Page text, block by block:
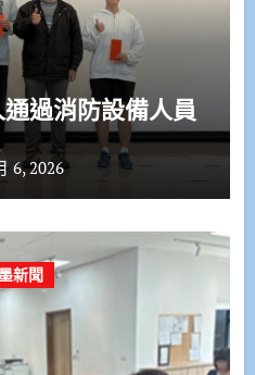
過消防設備人員
6, 2026
新聞